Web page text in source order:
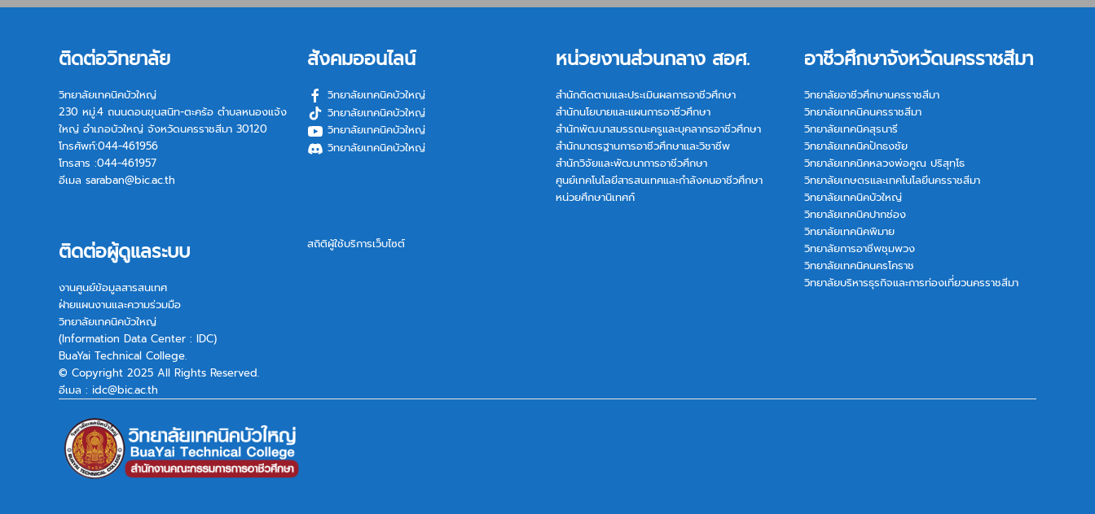
ติดต่อวิทยาลัย
วิทยาลัยเทคนิคบัวใหญ่
230 หมู่.4 ถนนดอนขุนสนิท-ตะคร้อ ตำบลหนองแจ้ง
ใหญ่ อำเภอบัวใหญ่ จังหวัดนครราชสีมา 30120
โทรศัพท์:044-461956
โทรสาร :044-461957
อีเมล saraban@bic.ac.th
ติดต่อผู้ดูแลระบบ
งานศูนย์ข้อมูลสารสนเทศ
ฝ่ายแผนงานและความร่วมมือ
วิทยาลัยเทคนิคบัวใหญ่
(Information Data Center : IDC)
BuaYai Technical College.
© Copyright 2025 All Rights Reserved.
อีเมล : idc@bic.ac.th
สังคมออนไลน์
วิทยาลัยเทคนิคบัวใหญ่
วิทยาลัยเทคนิคบัวใหญ่
วิทยาลัยเทคนิคบัวใหญ่
วิทยาลัยเทคนิคบัวใหญ่
สถิติผู้ใช้บริการเว็บไซต์
หน่วยงานส่วนกลาง สอศ.
สำนักติดตามและประเมินผลการอาชีวศึกษา
สำนักนโยบายและแผนการอาชีวศึกษา
สำนักพัฒนาสมรรถนะครูและบุคลากรอาชีวศึกษา
สำนักมาตรฐานการอาชีวศึกษาและวิชาชีพ
สำนักวิจัยและพัฒนาการอาชีวศึกษา
ศูนย์เทคโนโลยีสารสนเทศและกำลังคนอาชีวศึกษา
หน่วยศึกษานิเทศก์
อาชีวศึกษาจังหวัดนครราชสีมา
วิทยาลัยอาชีวศึกษานครราชสีมา
วิทยาลัยเทคนิคนครราชสีมา
วิทยาลัยเทคนิคสุรนารี
วิทยาลัยเทคนิคปักธงชัย
วิทยาลัยเทคนิคหลวงพ่อคูณ ปริสุทฺโธ
วิทยาลัยเกษตรและเทคโนโลยีนครราชสีมา
วิทยาลัยเทคนิคบัวใหญ่
วิทยาลัยเทคนิคปากช่อง
วิทยาลัยเทคนิคพิมาย
วิทยาลัยการอาชีพชุมพวง
วิทยาลัยเทคนิคนครโคราช
วิทยาลัยบริหารธุรกิจและการท่องเที่ยวนครราชสีมา